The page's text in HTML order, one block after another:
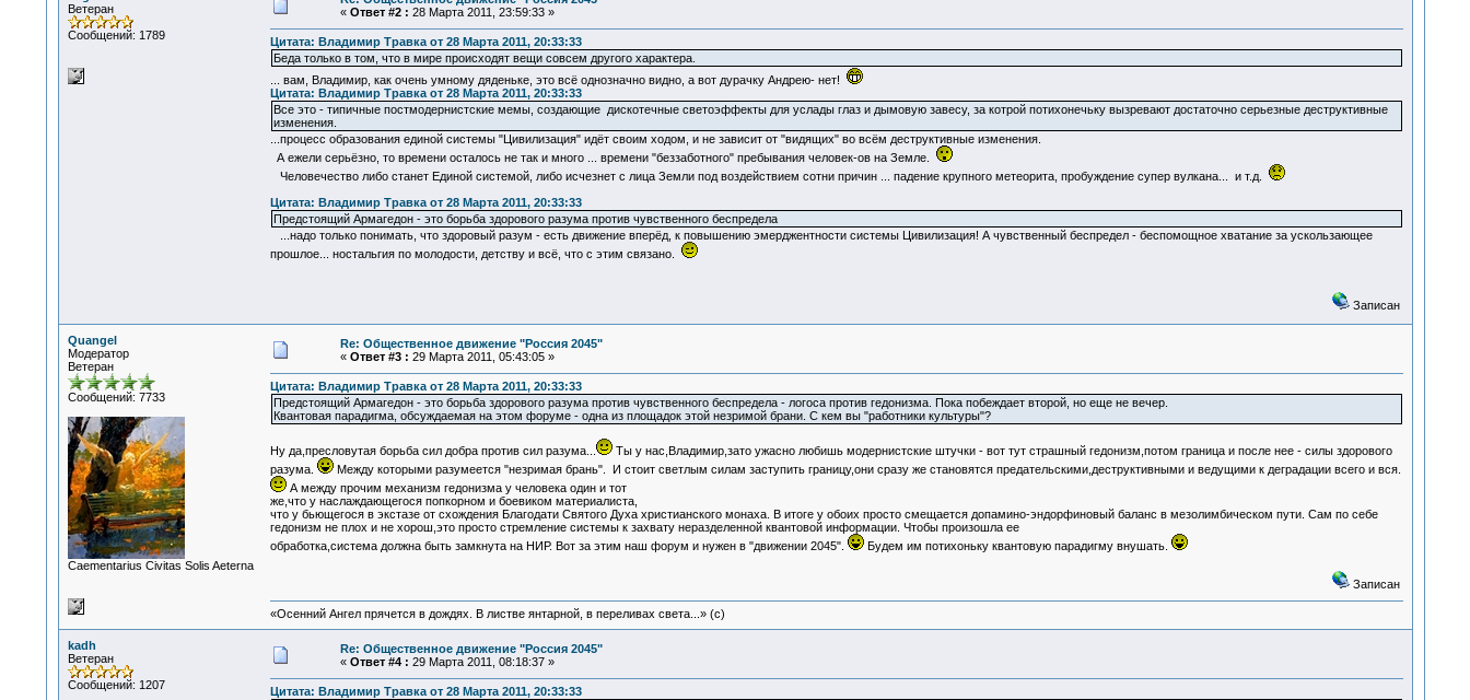
Ветеран
Сообщений: 1789
« Ответ #2 : 28 Марта 2011, 23:59:33 »
Цитата: Владимир Травка от 28 Марта 2011, 20:33:33
Беда только в том, что в мире происходят вещи совсем другого характера.
... вам, Владимир, как очень умному дяденьке, это всё однозначно видно, а вот дурачку Андрею- нет!
Цитата: Владимир Травка от 28 Марта 2011, 20:33:33
Все это - типичные постмодернистские мемы, создающие дискотечные светоэффекты для услады глаз и дымовую завесу, за котрой потихонечьку вызревают достаточно серьезные деструктивные
изменения.
...процесс образования единой системы "Цивилизация" идёт своим ходом, и не зависит от "видящих" во всём деструктивные изменения.
А ежели серьёзно, то времени осталось не так и много ... времени "беззаботного" пребывания человек-ов на Земле.
Человечество либо станет Единой системой, либо исчезнет с лица Земли под воздействием сотни причин ... падение крупного метеорита, пробуждение супер вулкана... и т.д.
Цитата: Владимир Травка от 28 Марта 2011, 20:33:33
Предстоящий Армагедон - это борьба здорового разума против чувственного беспредела
...надо только понимать, что здоровый разум - есть движение вперёд, к повышению эмерджентности системы Цивилизация! А чувственный беспредел - беспомощное хватание за ускользающее
прошлое... ностальгия по молодости, детству и всё, что с этим связано.
Записан
Quangel
Модератор
Ветеран
Сообщений: 7733
Сaementarius Civitas Solis Aeterna
Re: Общественное движение "Россия 2045"
« Ответ #3 : 29 Марта 2011, 05:43:05 »
Цитата: Владимир Травка от 28 Марта 2011, 20:33:33
Предстоящий Армагедон - это борьба здорового разума против чувственного беспредела - логоса против гедонизма. Пока побеждает второй, но еще не вечер.
Квантовая парадигма, обсуждаемая на этом форуме - одна из площадок этой незримой брани. С кем вы "работники культуры"?
Ну да,пресловутая борьба сил добра против сил разума...
Ты у нас,Владимир,зато ужасно любишь модернистские штучки - вот тут страшный гедонизм,потом граница и после нее - силы здорового
разума.
Между которыми разумеется "незримая брань". И стоит светлым силам заступить границу,они сразу же становятся предательскими,деструктивными и ведущими к деградации всего и вся.
А между прочим механизм гедонизма у человека один и тот
же,что у наслаждающегося попкорном и боевиком материалиста,
что у бьющегося в экстазе от схождения Благодати Святого Духа христианского монаха. В итоге у обоих просто смещается допамино-эндорфиновый баланс в мезолимбическом пути. Сам по себе
гедонизм не плох и не хорош,это просто стремление системы к захвату неразделенной квантовой информации. Чтобы произошла ее
обработка,система должна быть замкнута на НИР. Вот за этим наш форум и нужен в "движении 2045".
Будем им потихоньку квантовую парадигму внушать.
Записан
«Осенний Ангел прячется в дождях. В листве янтарной, в переливах света...» (c)
kadh
Ветеран
Сообщений: 1207
Re: Общественное движение "Россия 2045"
« Ответ #4 : 29 Марта 2011, 08:18:37 »
Цитата: Владимир Травка от 28 Марта 2011, 20:33:33